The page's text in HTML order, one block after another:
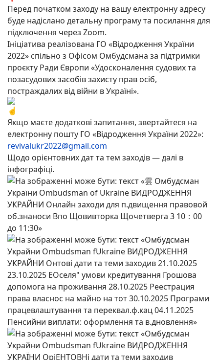
Перед початком заходу на вашу електронну адресу
буде надіслано детальну програму та посилання для
підключення через Zoom.
Ініціатива реалізована ГО «Відродження України
2022» спільно з Офісом Омбудсмана за підтримки
проєкту Ради Європи «Удосконалення судових та
позасудових засобів захисту прав осіб,
постраждалих від війни в Україні».
Якщо маєте додаткові запитання, звертайтеся на
електронну пошту ГО «Відродження України 2022»:
revivalukr2022@gmail.com
Щодо орієнтовних дат та тем заходів — далі в
інфографіці.